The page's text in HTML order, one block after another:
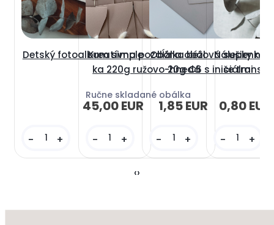
Detský fotoalbum simple
45,00 EUR
- +
Kreatívna pozdĺžna obál
ka 220g ružovo-hnedá
Ručne skladané obálka
1,85 EUR
- +
Obálka béžová sušienka 1
20g C6 s iniciálmi
0,80 EUR
- +
Nálepky na
še
- +
‹›